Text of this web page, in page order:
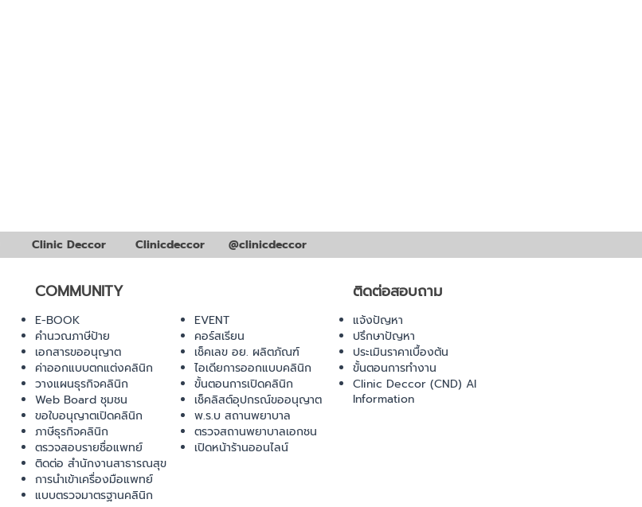
Clinic Deccor Clinicdeccor @clinicdeccor
COMMUNITY
E-BOOK
คำนวณภาษีป้าย
เอกสารขออนุญาต
ค่าออกแบบตกแต่งคลินิก
วางแผนธุรกิจคลินิก
Web Board ชุมชน
ขอใบอนุญาตเปิดคลินิก
ภาษีธุรกิจคลินิก
ตรวจสอบรายชื่อแพทย์
ติดต่อ สำนักงานสาธารณสุข
การนำเข้าเครื่องมือแพทย์
แบบตรวจมาตรฐานคลินิก
ติดต่อสอบถาม
EVENT
คอร์สเรียน
เช็คเลข อย. ผลิตภัณฑ์
ไอเดียการออกแบบคลินิก
ขั้นตอนการเปิดคลินิก
เช็คลิสต์อุปกรณ์ขออนุญาต
พ.ร.บ สถานพยาบาล
ตรวจสถานพยาบาลเอกชน
เปิดหน้าร้านออนไลน์
แจ้งปัญหา
ปรึกษาปัญหา
ประเมินราคาเบื้องต้น
ขั้นตอนการทำงาน
Clinic Deccor (CND) AI
Information